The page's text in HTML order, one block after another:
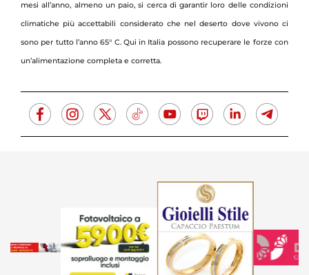
mesi all’anno, almeno un paio, si cerca di garantir loro delle condizioni
climatiche più accettabili considerato che nel deserto dove vivono ci
sono per tutto l’anno 65° C. Qui in Italia possono recuperare le forze con
un’alimentazione completa e corretta.